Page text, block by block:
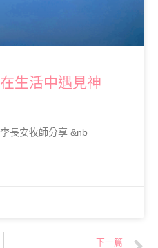
生活中遇見神
長安牧師分享 &nb
下一篇